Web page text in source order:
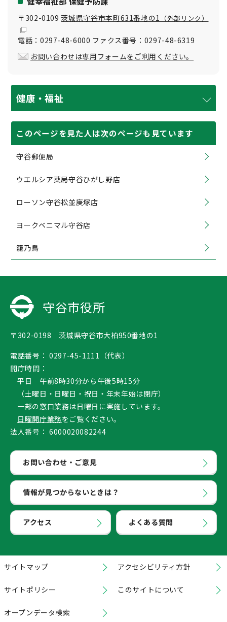
〒302-0109茨城県守谷市本町631番地の1 （外部リンク）
電話：0297-48-6000 ファクス番号：0297-48-6319
お問い合わせは専用フォームをご利用ください。
健康・福祉
このページを見た人は次のページも見ています
守谷郵便局
ウエルシア薬局守谷ひがし野店
ローソン守谷松並庚塚店
ヨークベニマル守谷店
籠乃鳥
守谷市役所
〒302-0198 茨城県守谷市大柏950番地の1
電話番号： 0297-45-1111（代表）
開庁時間：
平日 午前8時30分から午後5時15分
（土曜日・日曜日・祝日・年末年始は閉庁）
一部の窓口業務は日曜日に実施しています。
日曜開庁業務をご覧ください。
法人番号： 6000020082244
お問い合わせ・ご意見
情報が見つからないときは？
アクセス よくある質問
サイトマップ アクセシビリティ方針
サイトポリシー このサイトについて
オープンデータ検索